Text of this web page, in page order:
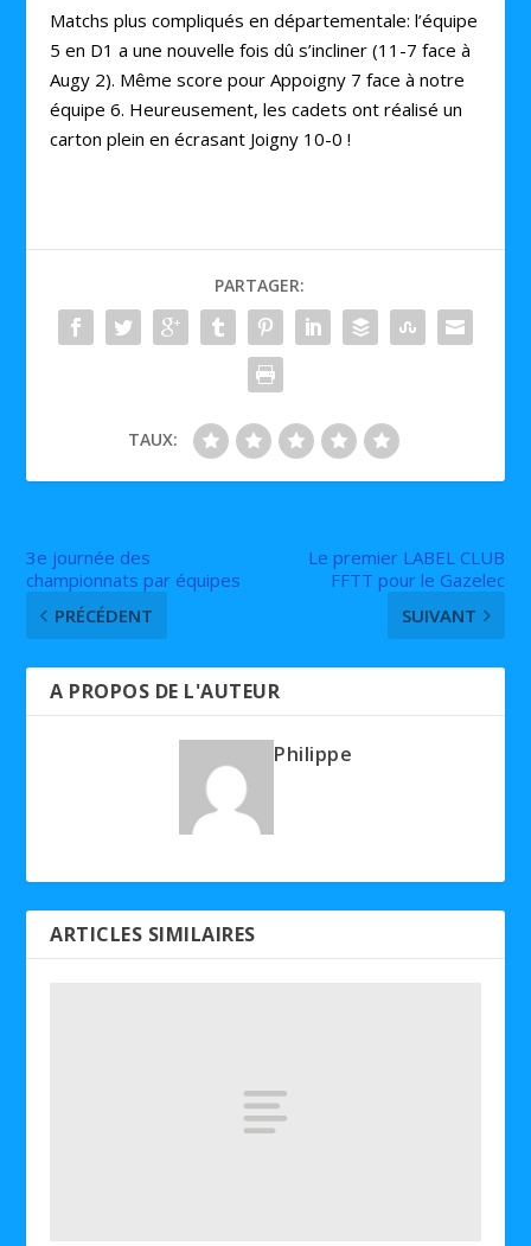
Matchs plus compliqués en départementale: l’équipe
5 en D1 a une nouvelle fois dû s’incliner (11-7 face à
Augy 2). Même score pour Appoigny 7 face à notre
équipe 6. Heureusement, les cadets ont réalisé un
carton plein en écrasant Joigny 10-0 !
PARTAGER:
TAUX:
3e journée des
championnats par équipes
PRÉCÉDENT
Le premier LABEL CLUB
FFTT pour le Gazelec
SUIVANT
A PROPOS DE L'AUTEUR
Philippe
ARTICLES SIMILAIRES